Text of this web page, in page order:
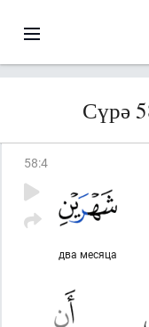
Сүрә
58:4
два месяца